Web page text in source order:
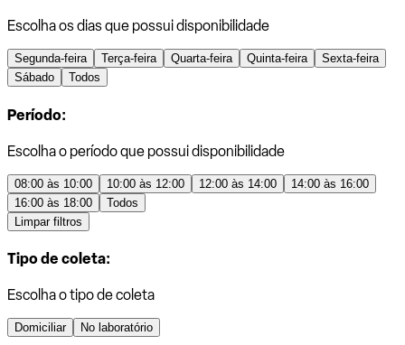
Escolha os dias que possui disponibilidade
Segunda-feira Terça-feira Quarta-feira Quinta-feira
Sexta-feira
Sábado
Todos
Período:
Escolha o período que possui disponibilidade
08:00 às 10:00 10:00 às 12:00 12:00 às 14:00
14:00 às 16:00
16:00 às 18:00
Todos
Limpar filtros
Tipo de coleta:
Escolha o tipo de coleta
Domiciliar No laboratório